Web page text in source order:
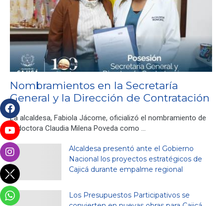
Nombramientos en la Secretaría
General y la Dirección de Contratación
La alcaldesa, Fabiola Jácome, oficializó el nombramiento de
la doctora Claudia Milena Poveda como …
Alcaldesa presentó ante el Gobierno
Nacional los proyectos estratégicos de
Cajicá durante empalme regional
Los Presupuestos Participativos se